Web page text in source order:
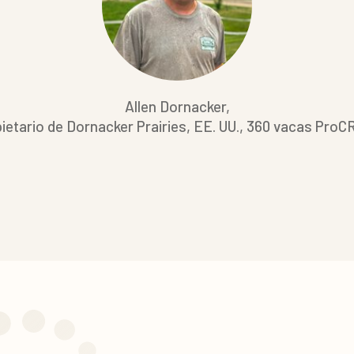
Allen Dornacker,
de Dornacker Prairies, EE. UU., 360 vacas